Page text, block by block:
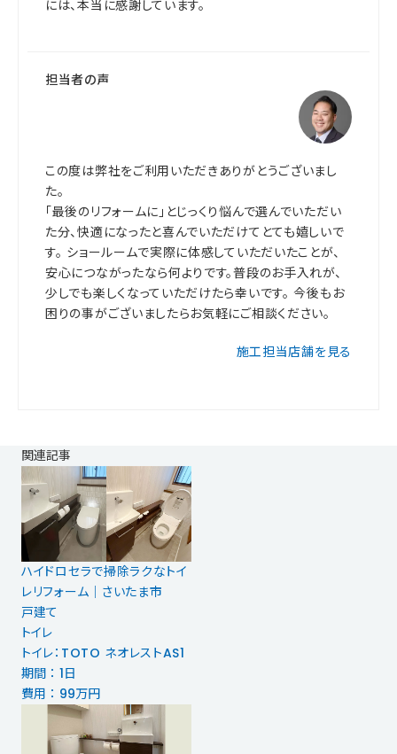
には、本当に感謝しています。
担当者の声
この度は弊社をご利用いただきありがとうございまし
た。
「最後のリフォームに」とじっくり悩んで選んでいただい
た分、快適になったと喜んでいただけてとても嬉しいで
す。 ショールームで実際に体感していただいたことが、
安心につながったなら何よりです。普段のお手入れが、
少しでも楽しくなっていただけたら幸いです。 今後もお
困りの事がございましたらお気軽にご相談ください。
施工担当店舗を見る
関連記事
ハイドロセラで掃除ラクなトイ
レリフォーム｜さいたま市
戸建て
トイレ
トイレ：TOTO ネオレストAS1
期間 ： 1日
費用 ： 99万円